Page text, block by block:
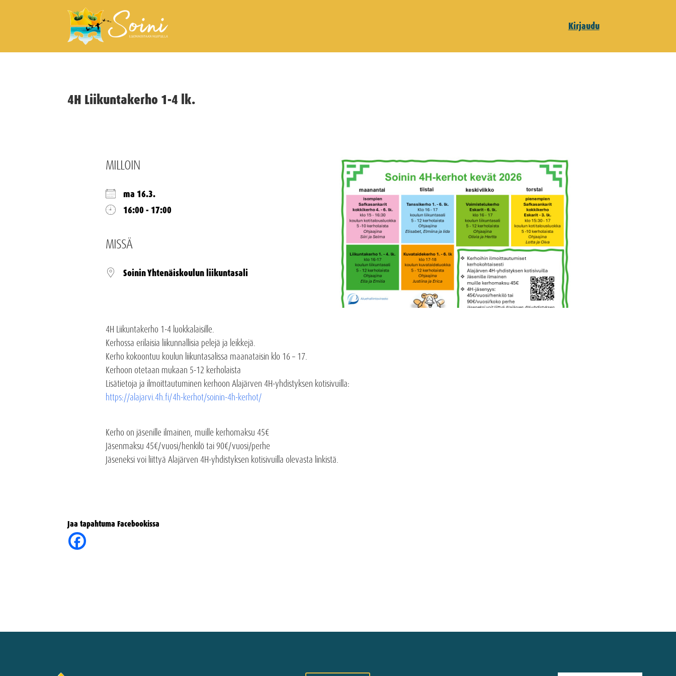
Kirjaudu
4H Liikuntakerho 1-4 lk.
MILLOIN
ma 16.3.
16:00 - 17:00
MISSÄ
Soinin Yhtenäiskoulun liikuntasali
4H Liikuntakerho 1-4 luokkalaisille.
Kerhossa erilaisia liikunnallisia pelejä ja leikkejä.
Kerho kokoontuu koulun liikuntasalissa maanataisin klo 16 – 17.
Kerhoon otetaan mukaan 5-12 kerholaista
Lisätietoja ja ilmoittautuminen kerhoon Alajärven 4H-yhdistyksen kotisivuilla:
https://alajarvi.4h.fi/4h-kerhot/soinin-4h-kerhot/
Kerho on jäsenille ilmainen, muille kerhomaksu 45€
Jäsenmaksu 45€/vuosi/henkilö tai 90€/vuosi/perhe
Jäseneksi voi liittyä Alajärven 4H-yhdistyksen kotisivuilla olevasta linkistä.
Jaa tapahtuma Facebookissa